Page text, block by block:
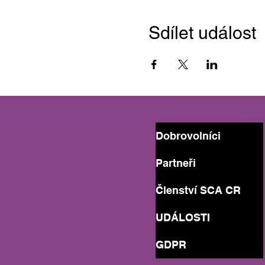
Sdílet událost
Dobrovolníci
Partneři
Členství SCA CR
UDÁLOSTI
GDPR